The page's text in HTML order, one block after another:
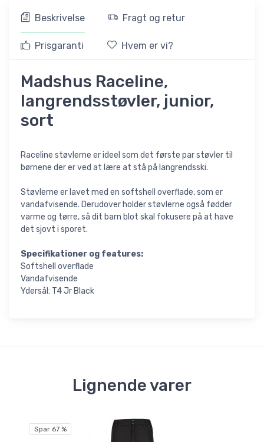
Beskrivelse Fragt og retur
Prisgaranti Hvem er vi?
Madshus Raceline,
langrendsstøvler, junior,
sort
Raceline støvlerne er ideel som det første par støvler til
børnene der er ved at lære at stå på langrendsski.
Støvlerne er lavet med en softshell overflade, som er
vandafvisende. Derudover holder støvlerne også fødder
varme og tørre, så dit barn blot skal fokusere på at have
det sjovt i sporet.
Specifikationer og features:
Softshell overflade
Vandafvisende
Ydersål: T4 Jr Black
Lignende varer
Spar 67 %